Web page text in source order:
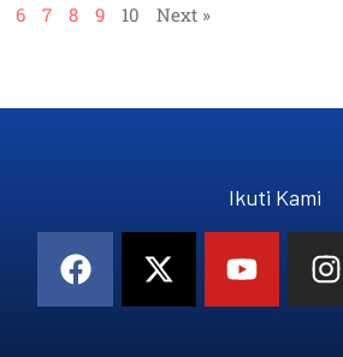
6 7 8 9 10 Next »
Ikuti Kami